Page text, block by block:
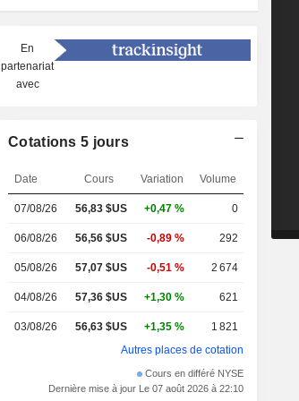
En
partenariat
avec
Cotations 5 jours
Date Cours Variation Volume
07/08/26 56,83 $US +0,47 % 0
06/08/26 56,56 $US -0,89 % 292
05/08/26 57,07 $US -0,51 % 2 674
04/08/26 57,36 $US +1,30 % 621
03/08/26 56,63 $US +1,35 %
1 821
Autres places de cotation
Cours en différé NYSE
Dernière mise à jour Le 07 août 2026 à 22:10